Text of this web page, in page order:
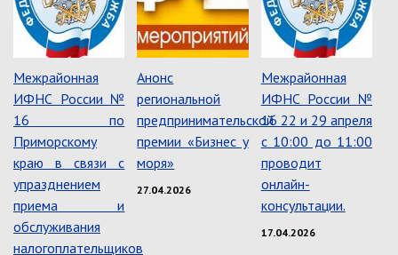
Схема
теплоснабжения,водоснабжения.
Программа комплексного
развития систем
коммун.инфраструктуры
Подготовка к отопительному
сезону
Тарифы, нормативы
Информирование граждан
Административно-хозяйственное
управление
Межрайонная
ИФНС России №
16 по
Приморскому
краю в связи с
упразднением
приема и
обслуживания
налогоплательщиков
Анонс
региональной
предпринимательской
премии «Бизнес у
моря»
27.04.2026
Межрайонная
ИФНС России №
16 22 и 29 апреля
с 10:00 до 11:00
проводит
онлайн-
консультации.
17.04.2026